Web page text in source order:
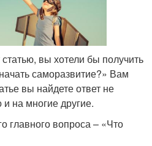
вы хотели бы получить
саморазвитие?» Вам
вы найдете ответ не
на многие другие.
главного вопроса – «Что